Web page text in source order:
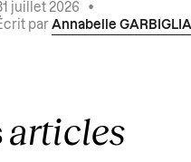
juillet 2026
•
par Annabelle GARBIGLIA
articles